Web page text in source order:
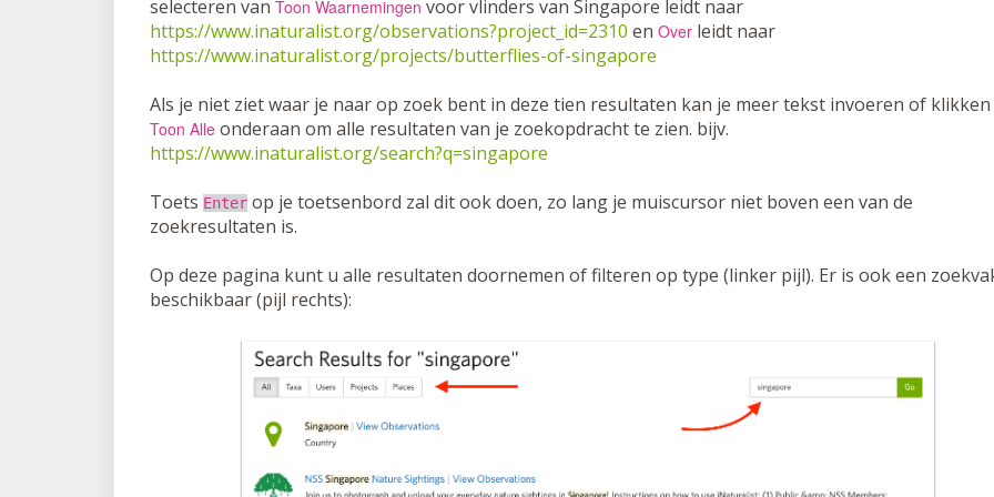
selecteren van Toon Waarnemingen voor vlinders van Singapore leidt naar
https://www.inaturalist.org/observations?project_id=2310 en Over leidt naar
https://www.inaturalist.org/projects/butterflies-of-singapore
Als je niet ziet waar je naar op zoek bent in deze tien resultaten kan je meer tekst invoeren of
Toon Alle onderaan om alle resultaten van je zoekopdracht te zien. bijv.
https://www.inaturalist.org/search?q=singapore
Toets Enter op je toetsenbord zal dit ook doen, zo lang je muiscursor niet boven een van de
zoekresultaten is.
Op deze pagina kunt u alle resultaten doornemen of filteren op type (linker pijl). Er is ook een
beschikbaar (pijl rechts):